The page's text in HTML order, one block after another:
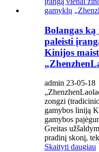
Bolangas
paleisti
Kinijos
admin 23-05-18
zongzi
gamybos liniją
gamybos
Greitas
pradinį skonį,
Skaityti daugiau